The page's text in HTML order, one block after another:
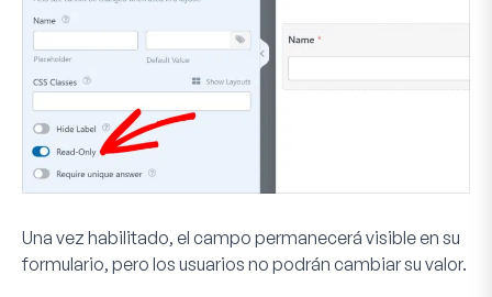
Una vez habilitado, el campo permanecerá visible en su
formulario, pero los usuarios no podrán cambiar su valor.